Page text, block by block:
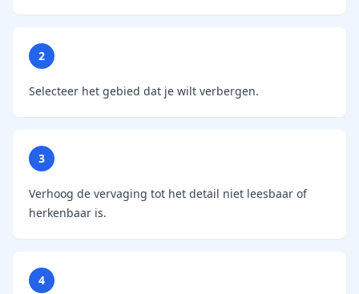
2
Selecteer het gebied dat je wilt verbergen.
3
Verhoog de vervaging tot het detail niet leesbaar of
herkenbaar is.
4